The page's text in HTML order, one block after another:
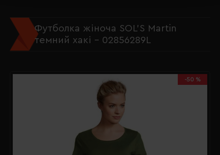
Футболка жіноча SOL'S Martin
темний хакі - 02856289L
-50 %